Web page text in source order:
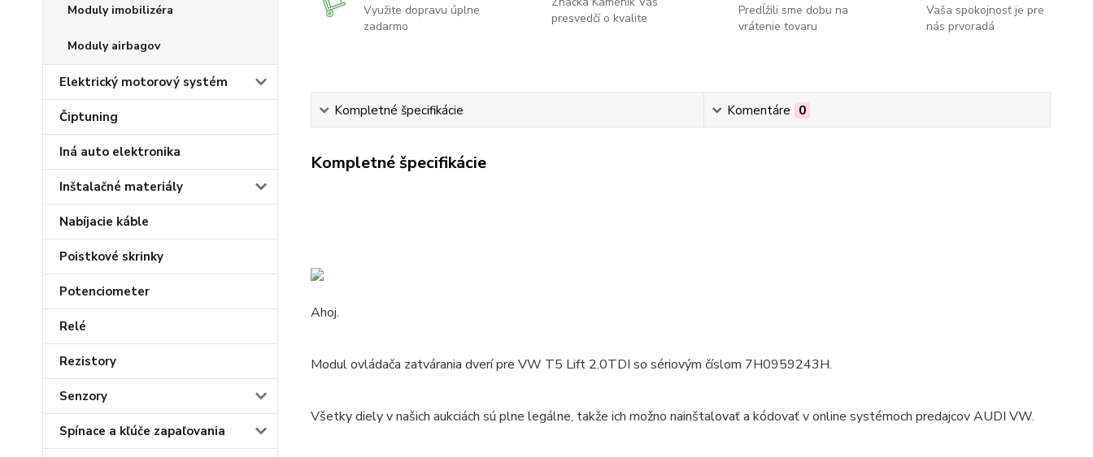
Moduly imobilizéra
Moduly airbagov
Elektrický motorový systém
Čiptuning
Iná auto elektronika
Inštalačné materiály
Nabíjacie káble
Poistkové skrinky
Potenciometer
Relé
Rezistory
Senzory
Spínace a kľúče zapaľovania
Využite dopravu úplne
zadarmo
presvedčí o kvalite
Predĺžili sme dobu na
vrátenie tovaru
Vaša spokojnosť je pre
nás prvoradá
Kompletné špecifikácie Komentáre 0
Kompletné špecifikácie
Ahoj.
Modul ovládača zatvárania dverí pre VW T5 Lift 2.0TDI so sériovým číslom 7H0959243H.
Všetky diely v našich aukciách sú plne legálne, takže ich možno nainštalovať a kódovať v online systémoch predajcov AUDI VW.